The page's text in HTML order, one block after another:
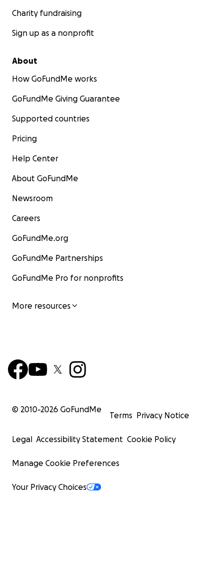
Charity fundraising
Sign up as a nonprofit
About
How GoFundMe works
GoFundMe Giving Guarantee
Supported countries
Pricing
Help Center
About GoFundMe
Newsroom
Careers
GoFundMe.org
GoFundMe Partnerships
GoFundMe Pro for nonprofits
More resources
© 2010-2026 GoFundMe
Terms Privacy Notice
Legal Accessibility Statement Cookie Policy
Manage Cookie Preferences
Your Privacy Choices